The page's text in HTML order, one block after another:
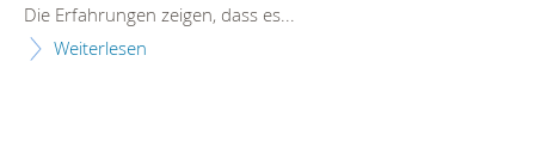
Die Erfahrungen zeigen, dass es...
Weiterlesen